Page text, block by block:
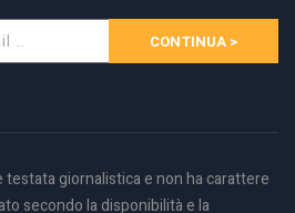
CONTINUA >
giornalistica e non ha carattere
secondo la disponibilità e la